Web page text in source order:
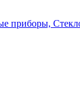
приборы,